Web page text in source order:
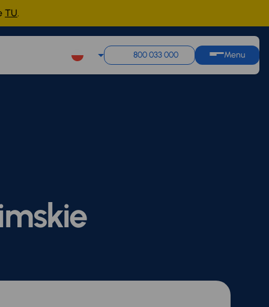
TU.
800 033 000 Menu